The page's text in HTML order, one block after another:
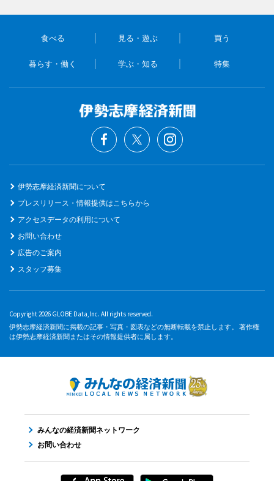
食べる 見る・遊ぶ 買う
暮らす・働く 学ぶ・知る 特集
伊勢志摩経済新聞について
プレスリリース・情報提供はこちらから
アクセスデータの利用について
お問い合わせ
広告のご案内
スタッフ募集
Copyright 2026 GLOBE Data,Inc. All rights reserved.
伊勢志摩経済新聞に掲載の記事・写真・図表などの無断転載を禁止します。 著作権
は伊勢志摩経済新聞またはその情報提供者に属します。
みんなの経済新聞ネットワーク
お問い合わせ